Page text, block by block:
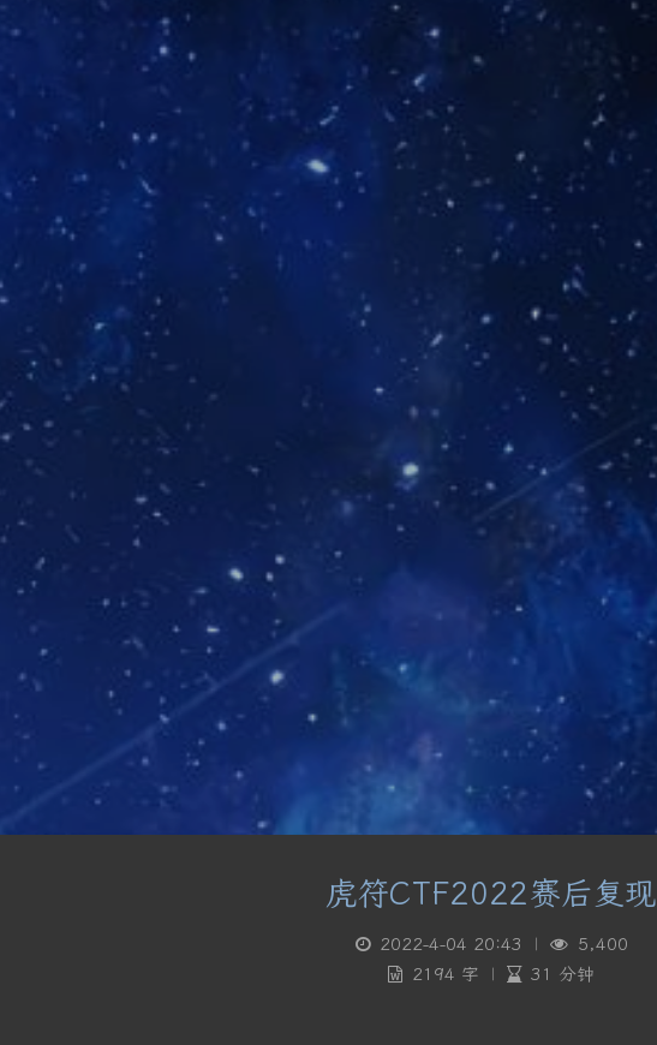
虎符CTF2022赛后复现
2022-4-04 20:43 |
5,400
2194 字
| 31 分钟